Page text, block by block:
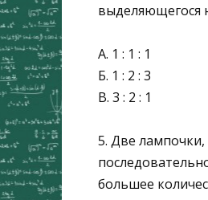
выделяющегося
А. 1 : 1 : 1
Б. 1 : 2 : 3
В. 3 : 2 : 1
5. Две
большее